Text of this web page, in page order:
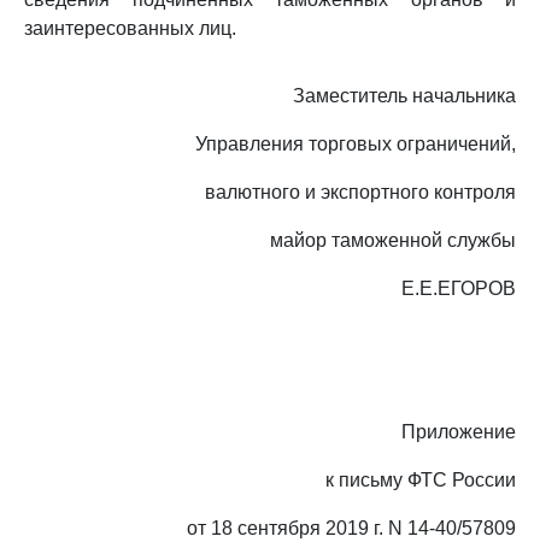
заинтересованных лиц.
Заместитель начальника
Управления торговых ограничений,
валютного и экспортного контроля
майор таможенной службы
Е.Е.ЕГОРОВ
Приложение
к письму ФТС России
от 18 сентября 2019 г. N 14-40/57809